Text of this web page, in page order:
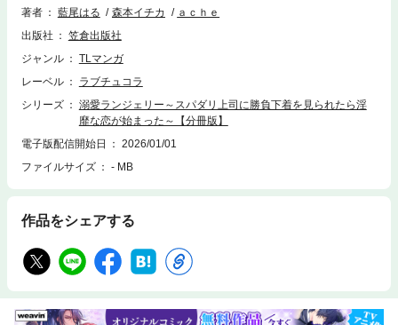
も若くてイケメンで仕事もできるし、周りの人にも優しい…。私がなりた
そんな私には願掛けがある。派手な下着を着れば仕事がうまくいく。大き
な商談の時そうしていたけど、今では、出社の時はいつも派手な下着を着
よう。そう思って洗濯していたら、下着を一枚落としてしまって、隣の人
に見られた。そこにいたのは部長で…。彼にこんなはしたない下着を見ら
れるなんて。派手な下着を落として部長と恋が始まるなんて!?
著者 藍尾はる 森本イチカ
ａｃｈｅ
出版社
笠倉出版社
ジャンル
TLマンガ
レーベル
ラブチュコラ
シリーズ
溺愛ランジェリー～スパダリ上司に勝負下着を見られたら淫
靡な恋が始まった～【分冊版】
電子版配信開始日
2026/01/01
ファイルサイズ
- MB
作品をシェアする